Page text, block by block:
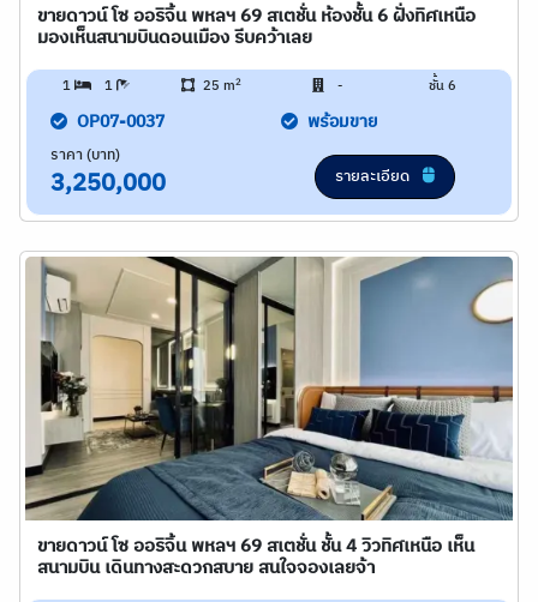
ขายดาวน์ โซ ออริจิ้น พหลฯ 69 สเตชั่น ห้องชั้น 6 ฝั่งทิศเหนือ
มองเห็นสนามบินดอนเมือง รีบคว้าเลย
1 1 25 m2 - ชั้น 6
OP07-0037 พร้อมขาย
ราคา (บาท)
3,250,000 รายละเอียด
ขายดาวน์ โซ ออริจิ้น พหลฯ 69 สเตชั่น ชั้น 4 วิวทิศเหนือ เห็น
สนามบิน เดินทางสะดวกสบาย สนใจจองเลยจ้า